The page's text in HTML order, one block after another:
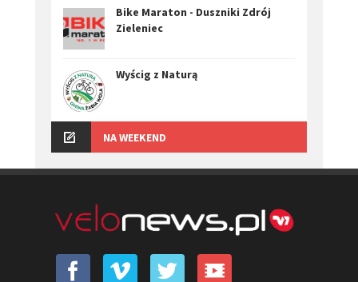
Bike Maraton - Duszniki Zdrój
Zieleniec
Wyścig z Naturą
NA WEEKEND